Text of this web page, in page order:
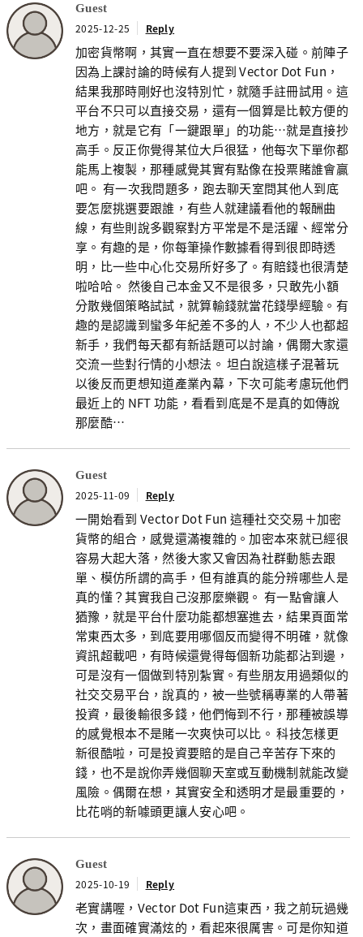
Guest
2025-12-25 Reply
加密貨幣啊，其實一直在想要不要深入碰。前陣子
因為上課討論的時候有人提到 Vector Dot Fun，
結果我那時剛好也沒特別忙，就隨手註冊試用。這
平台不只可以直接交易，還有一個算是比較方便的
地方，就是它有「一鍵跟單」的功能…就是直接抄
高手。反正你覺得某位大戶很猛，他每次下單你都
能馬上複製，那種感覺其實有點像在投票賭誰會贏
吧。 有一次我問題多，跑去聊天室問其他人到底
要怎麼挑選要跟誰，有些人就建議看他的報酬曲
線，有些則說多觀察對方平常是不是活躍、經常分
享。有趣的是，你每筆操作數據看得到很即時透
明，比一些中心化交易所好多了。有賠錢也很清楚
啦哈哈。 然後自己本金又不是很多，只敢先小額
分散幾個策略試試，就算輸錢就當花錢學經驗。有
趣的是認識到蠻多年紀差不多的人，不少人也都超
新手，我們每天都有新話題可以討論，偶爾大家還
交流一些對行情的小想法。 坦白說這樣子混著玩
以後反而更想知道產業內幕，下次可能考慮玩他們
最近上的 NFT 功能，看看到底是不是真的如傳說
那麼酷…
Guest
2025-11-09 Reply
一開始看到 Vector Dot Fun 這種社交交易＋加密
貨幣的組合，感覺還滿複雜的。加密本來就已經很
容易大起大落，然後大家又會因為社群動態去跟
單、模仿所謂的高手，但有誰真的能分辨哪些人是
真的懂？其實我自己沒那麼樂觀。 有一點會讓人
猶豫，就是平台什麼功能都想塞進去，結果頁面常
常東西太多，到底要用哪個反而變得不明確，就像
資訊超載吧，有時候還覺得每個新功能都沾到邊，
可是沒有一個做到特別紮實。有些朋友用過類似的
社交交易平台，說真的，被一些號稱專業的人帶著
投資，最後輸很多錢，他們悔到不行，那種被誤導
的感覺根本不是賭一次爽快可以比。 科技怎樣更
新很酷啦，可是投資要賠的是自己辛苦存下來的
錢，也不是說你弄幾個聊天室或互動機制就能改變
風險。偶爾在想，其實安全和透明才是最重要的，
比花哨的新噱頭更讓人安心吧。
Guest
2025-10-19 Reply
老實講喔，Vector Dot Fun這東西，我之前玩過幾
次，畫面確實滿炫的，看起來很厲害。可是你知道